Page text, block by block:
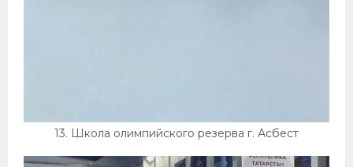
13. Школа олимпийского резерва г. Асбест